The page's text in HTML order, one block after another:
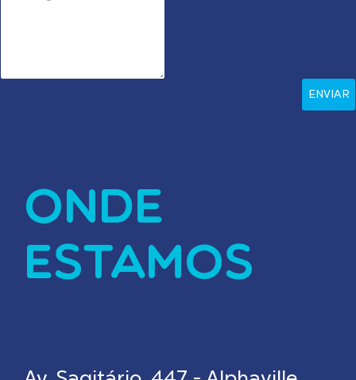
ONDE
ESTAMOS